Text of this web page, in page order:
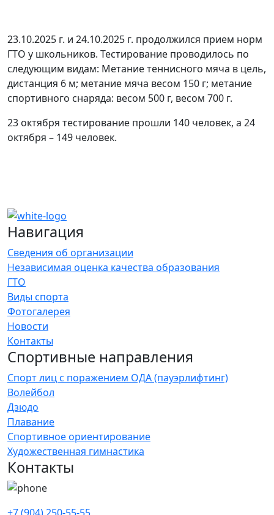
23.10.2025 г. и 24.10.2025 г. продолжился прием норм
ГТО у школьников. Тестирование проводилось по
следующим видам: Метание теннисного мяча в цель,
дистанция 6 м; метание мяча весом 150 г; метание
спортивного снаряда: весом 500 г, весом 700 г.
23 октября тестирование прошли 140 человек, а 24
октября – 149 человек.
Навигация
Сведения об организации
Независимая оценка качества образования
ГТО
Виды спорта
Фотогалерея
Новости
Контакты
Спортивные направления
Спорт лиц с поражением ОДА (пауэрлифтинг)
Волейбол
Дзюдо
Плавание
Спортивное ориентирование
Художественная гимнастика
Контакты